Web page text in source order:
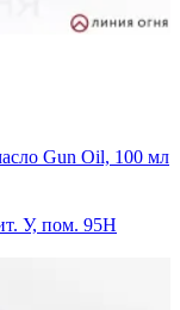
Gun Oil, 100 мл
У, пом. 95Н